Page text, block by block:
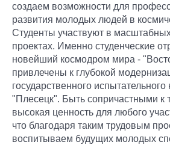
создаем возможности для
развития молодых людей в
Студенты участвуют в
проектах. Именно студенческие
новейший космодром мира -
привлечены к глубокой
государственного
"Плесецк". Быть сопричастными к
высокая ценность для любого
что благодаря таким трудовым
воспитываем будущих молодых